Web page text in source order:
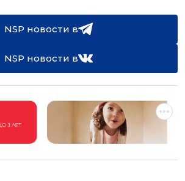
NSP новости в
NSP новости в